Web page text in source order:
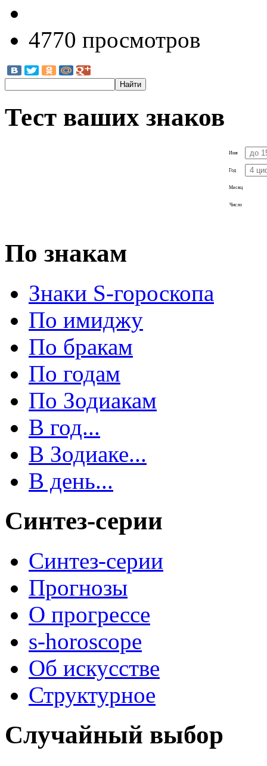
4770 просмотров
Тест ваших знаков
Имя
Год
Месяц
Число
По знакам
Знаки S-гороскопа
По имиджу
По бракам
По годам
По Зодиакам
В год...
В Зодиаке...
В день...
Синтез-серии
Синтез-серии
Прогнозы
О прогрессе
s-horoscope
Об искусстве
Структурное
Случайный выбор